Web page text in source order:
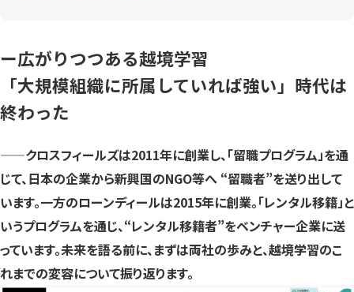
ー広がりつつある越境学習
「大規模組織に所属していれば強い」時代は
終わった
——クロスフィールズは2011年に創業し、「留職プログラム」を通
じて、日本の企業から新興国のNGO等へ “留職者”を送り出して
います。一方のローンディールは2015年に創業。「レンタル移籍」と
いうプログラムを通じ、“レンタル移籍者”をベンチャー企業に送
っています。未来を語る前に、まずは両社の歩みと、越境学習のこ
れまでの変容について振り返ります。